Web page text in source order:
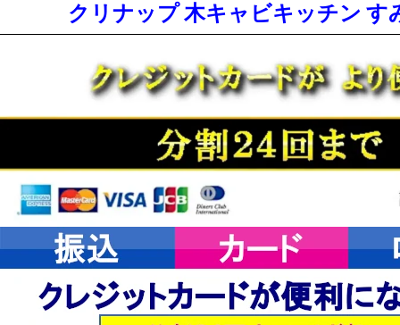
クリナップ 木キャビキッチン す